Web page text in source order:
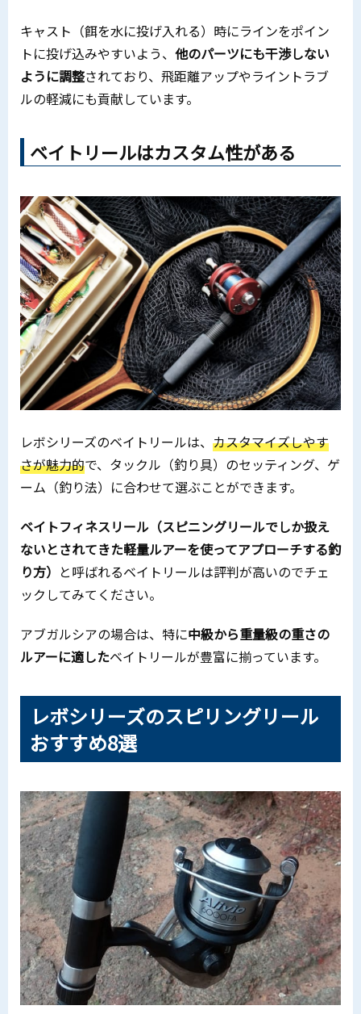
キャスト（餌を水に投げ入れる）時にラインをポイン
トに投げ込みやすいよう、 他のパーツにも干渉しない
ように調整されており、飛距離アップやライントラブ
ルの軽減にも貢献しています。
ベイトリールはカスタム性がある
レボシリーズのベイトリールは、 カスタマイズしやす
さが魅力的で、タックル（釣り具）のセッティング、ゲ
ーム（釣り法）に合わせて選ぶことができます。
ベイトフィネスリール（スピニングリールでしか扱え
ないとされてきた軽量ルアーを使ってアプローチする釣
り方） と呼ばれるベイトリールは評判が高いのでチェ
ックしてみてください。
アブガルシアの場合は、特に中級から重量級の重さの
ルアーに適したベイトリールが豊富に揃っています。
レボシリーズのスピリングリール
おすすめ8選